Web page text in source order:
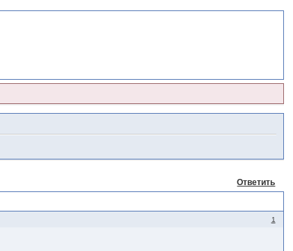
Ответить
1